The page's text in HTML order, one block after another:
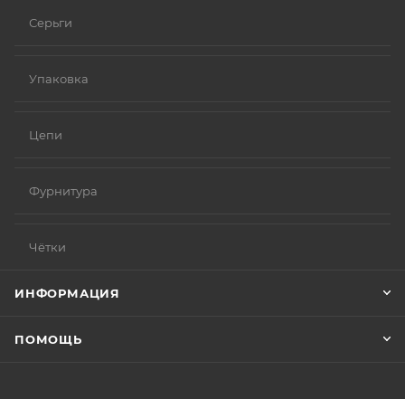
Серьги
Упаковка
Цепи
Фурнитура
Чётки
ИНФОРМАЦИЯ
ПОМОЩЬ